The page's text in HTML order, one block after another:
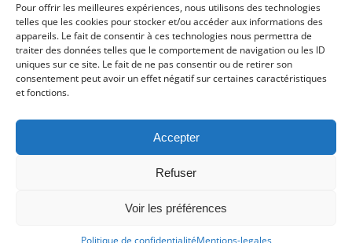
Pour offrir les meilleures expériences, nous utilisons des technologies
telles que les cookies pour stocker et/ou accéder aux informations des
appareils. Le fait de consentir à ces technologies nous permettra de
traiter des données telles que le comportement de navigation ou les ID
uniques sur ce site. Le fait de ne pas consentir ou de retirer son
consentement peut avoir un effet négatif sur certaines caractéristiques
et fonctions.
Accepter
Refuser
Voir les préférences
Politique de confidentialitéMentions-legales